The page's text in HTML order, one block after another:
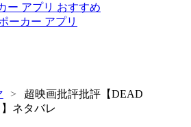
ー アプリ おすすめ
ーカー アプリ
>
超映画批評批評【DEAD
ネタバレ